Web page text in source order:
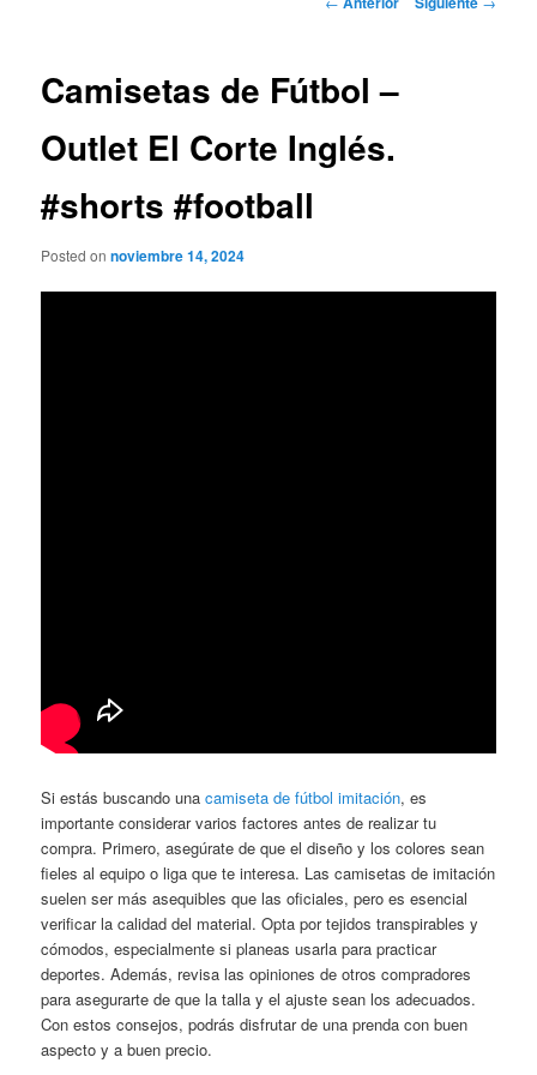
Camisetas de Fútbol –
Outlet El Corte Inglés.
#shorts #football
Posted onnoviembre 14, 2024
Si estás buscando unacamiseta de fútbol imitación, es
importante considerar varios factores antes de realizar tu
compra. Primero, asegúrate de que el diseño y los colores sean
fieles al equipo o liga que te interesa. Las camisetas de imitación
suelen ser más asequibles que las oficiales, pero es esencial
verificar la calidad del material. Opta por tejidos transpirables y
cómodos, especialmente si planeas usarla para practicar
deportes. Además, revisa las opiniones de otros compradores
para asegurarte de que la talla y el ajuste sean los adecuados.
Con estos consejos, podrás disfrutar de una prenda con buen
aspecto y a buen precio.